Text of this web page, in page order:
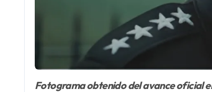
Fotograma obtenido del avance oficial